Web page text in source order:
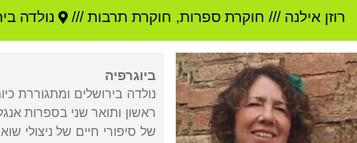
רוזן אילנה /// חוקרת ספרות, חוקרת תרבות /// נולדה ב
ביוגרפיה
נולדה בירושלים ומתגוררת